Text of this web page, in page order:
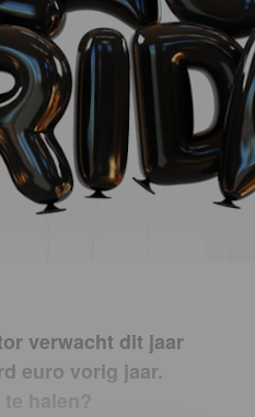
verwacht dit jaar
euro vorig jaar.
halen?